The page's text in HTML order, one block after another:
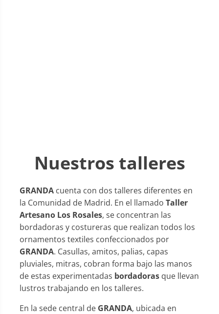
Nuestros talleres
GRANDA cuenta con dos talleres diferentes en
la Comunidad de Madrid. En el llamado Taller
Artesano Los Rosales, se concentran las
bordadoras y costureras que realizan todos los
ornamentos textiles confeccionados por
GRANDA. Casullas, amitos, palias, capas
pluviales, mitras, cobran forma bajo las manos
de estas experimentadas bordadoras que llevan
lustros trabajando en los talleres.
En la sede central de GRANDA, ubicada en